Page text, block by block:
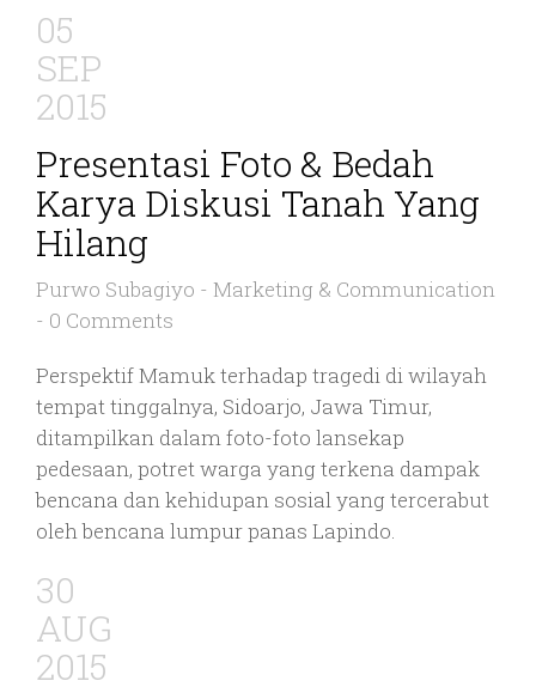
05
SEP
2015
Presentasi Foto & Bedah
Karya Diskusi Tanah Yang
Hilang
Purwo Subagiyo - Marketing & Communication
- 0 Comments
Perspektif Mamuk terhadap tragedi di wilayah
tempat tinggalnya, Sidoarjo, Jawa Timur,
ditampilkan dalam foto-foto lansekap
pedesaan, potret warga yang terkena dampak
bencana dan kehidupan sosial yang tercerabut
oleh bencana lumpur panas Lapindo.
30
AUG
2015